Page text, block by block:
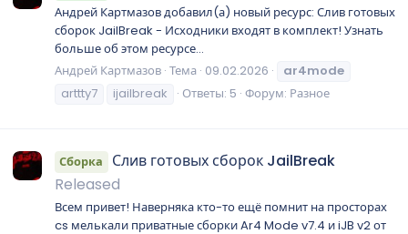
Андрей Картмазов добавил(а) новый ресурс: Слив готовых
сборок JailBreak - Исходники входят в комплект! Узнать
больше об этом ресурсе...
Андрей Картмазов Тема 09.02.2026
ar4mode
arttty7
ijailbreak Ответы: 5 Форум: Разное
Сборка
Слив готовых сборок JailBreak
Released
Всем привет! Наверняка кто-то ещё помнит на просторах
cs мелькали приватные сборки Ar4 Mode v7.4 и iJB v2 от